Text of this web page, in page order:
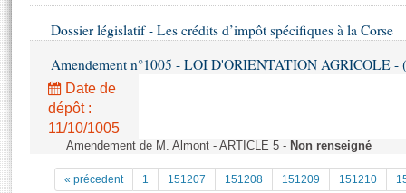
Projets de loi
Textes adoptés
Rapports d'information
Rapports d'enquête
Histoire
Juniors
Anciennes législatures
Liens vers les sites publics
Contacts et plan d'accès
Photos libres de droit
Dossier législatif - Les crédits d’impôt spécifiques à la Corse
Amendement n°1005 - LOI D'ORIENTATION AGRICOLE -
Date de
dépôt :
11/10/1005
Amendement de M. Almont - ARTICLE 5 - Non renseigné
« précedent 1 151207 151208 151209 151210